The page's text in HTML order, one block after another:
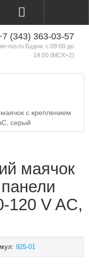
(343) 363-03-57
rus.ru Будни: с 09:00 до
19:00 (МСК+2)
с креплением
серый
маячок
120 V AC,
925-01